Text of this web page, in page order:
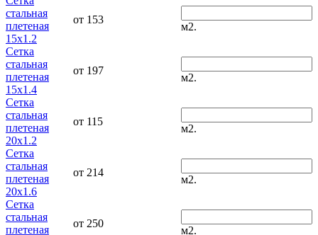
стальная
плетеная
15x1.2
от 153
м2.
Сетка
стальная
плетеная
15x1.4
от 197
м2.
Сетка
стальная
плетеная
20x1.2
от 115
м2.
Сетка
стальная
плетеная
20x1.6
от 214
м2.
Сетка
стальная
плетеная
от 250
м2.